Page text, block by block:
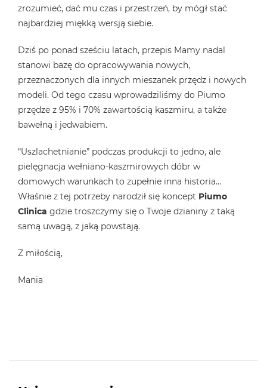
zrozumieć, dać mu czas i przestrzeń, by mógł stać
najbardziej miękką wersją siebie.
Dziś po ponad sześciu latach, przepis Mamy nadal
stanowi bazę do opracowywania nowych,
przeznaczonych dla innych mieszanek przędz i nowych
modeli. Od tego czasu wprowadziliśmy do Piumo
przędze z 95% i 70% zawartością kaszmiru, a także
bawełną i jedwabiem.
“Uszlachetnianie” podczas produkcji to jedno, ale
pielęgnacja wełniano-kaszmirowych dóbr w
domowych warunkach to zupełnie inna historia…
Właśnie z tej potrzeby narodził się koncept Piumo
Clinica gdzie troszczymy się o Twoje dzianiny z taką
samą uwagą, z jaką powstają.
Z miłością,
Mania